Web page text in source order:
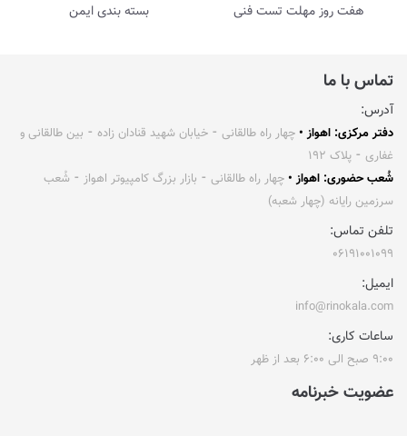
هفت روز مهلت تست فنی بسته بندی ایمن
تماس با ما
آدرس:
دفتر مرکزی: اهواز • چهار راه طالقانی ⁃ خیابان شهید قنادان زاده ⁃ بین طالقانی و
غفاری ⁃ پلاک ۱۹۲
شُعب حضوری: اهواز • چهار راه طالقانی ⁃ بازار بزرگ کامپیوتر اهواز ⁃ شُعب
سرزمین رایانه (چهار شعبه)
تلفن تماس:
۰۶۱۹۱۰۰۱۰۹۹
ایمیل:
info@rinokala.com
ساعات کاری:
۹:۰۰ صبح الی ۶:۰۰ بعد از ظهر
عضویت خبرنامه